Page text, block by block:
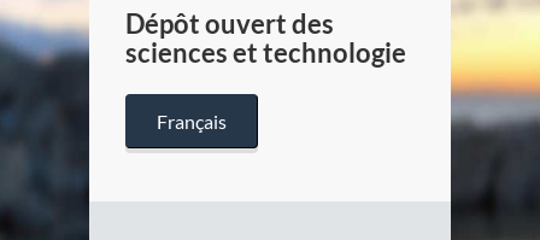
Dépôt ouvert des
sciences et technologie
Français